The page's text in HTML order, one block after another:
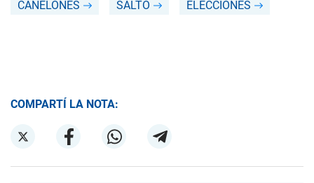
CANELONES SALTO ELECCIONES
COMPARTÍ LA NOTA: